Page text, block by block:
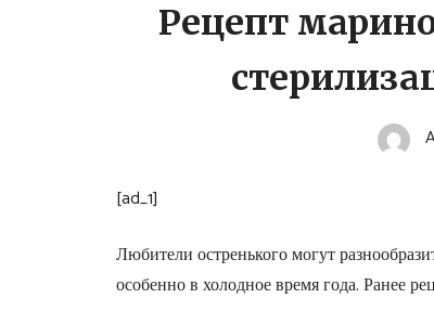
Рецепт
[ad_1]
Любители остренького могут
особенно в холодное время года. Ранее